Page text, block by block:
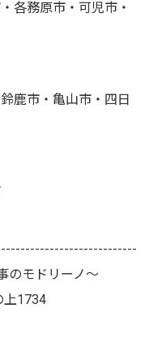
各務原市・可児市・
鹿市・亀山市・四日
のモドリーノ～
上1734